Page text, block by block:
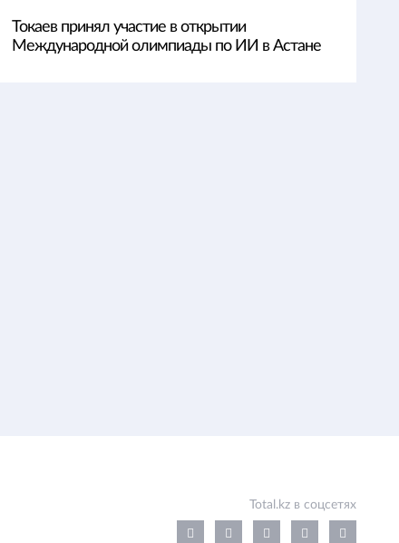
Токаев принял участие в открытии
Международной олимпиады по ИИ в Астане
Total.kz в соцсетях